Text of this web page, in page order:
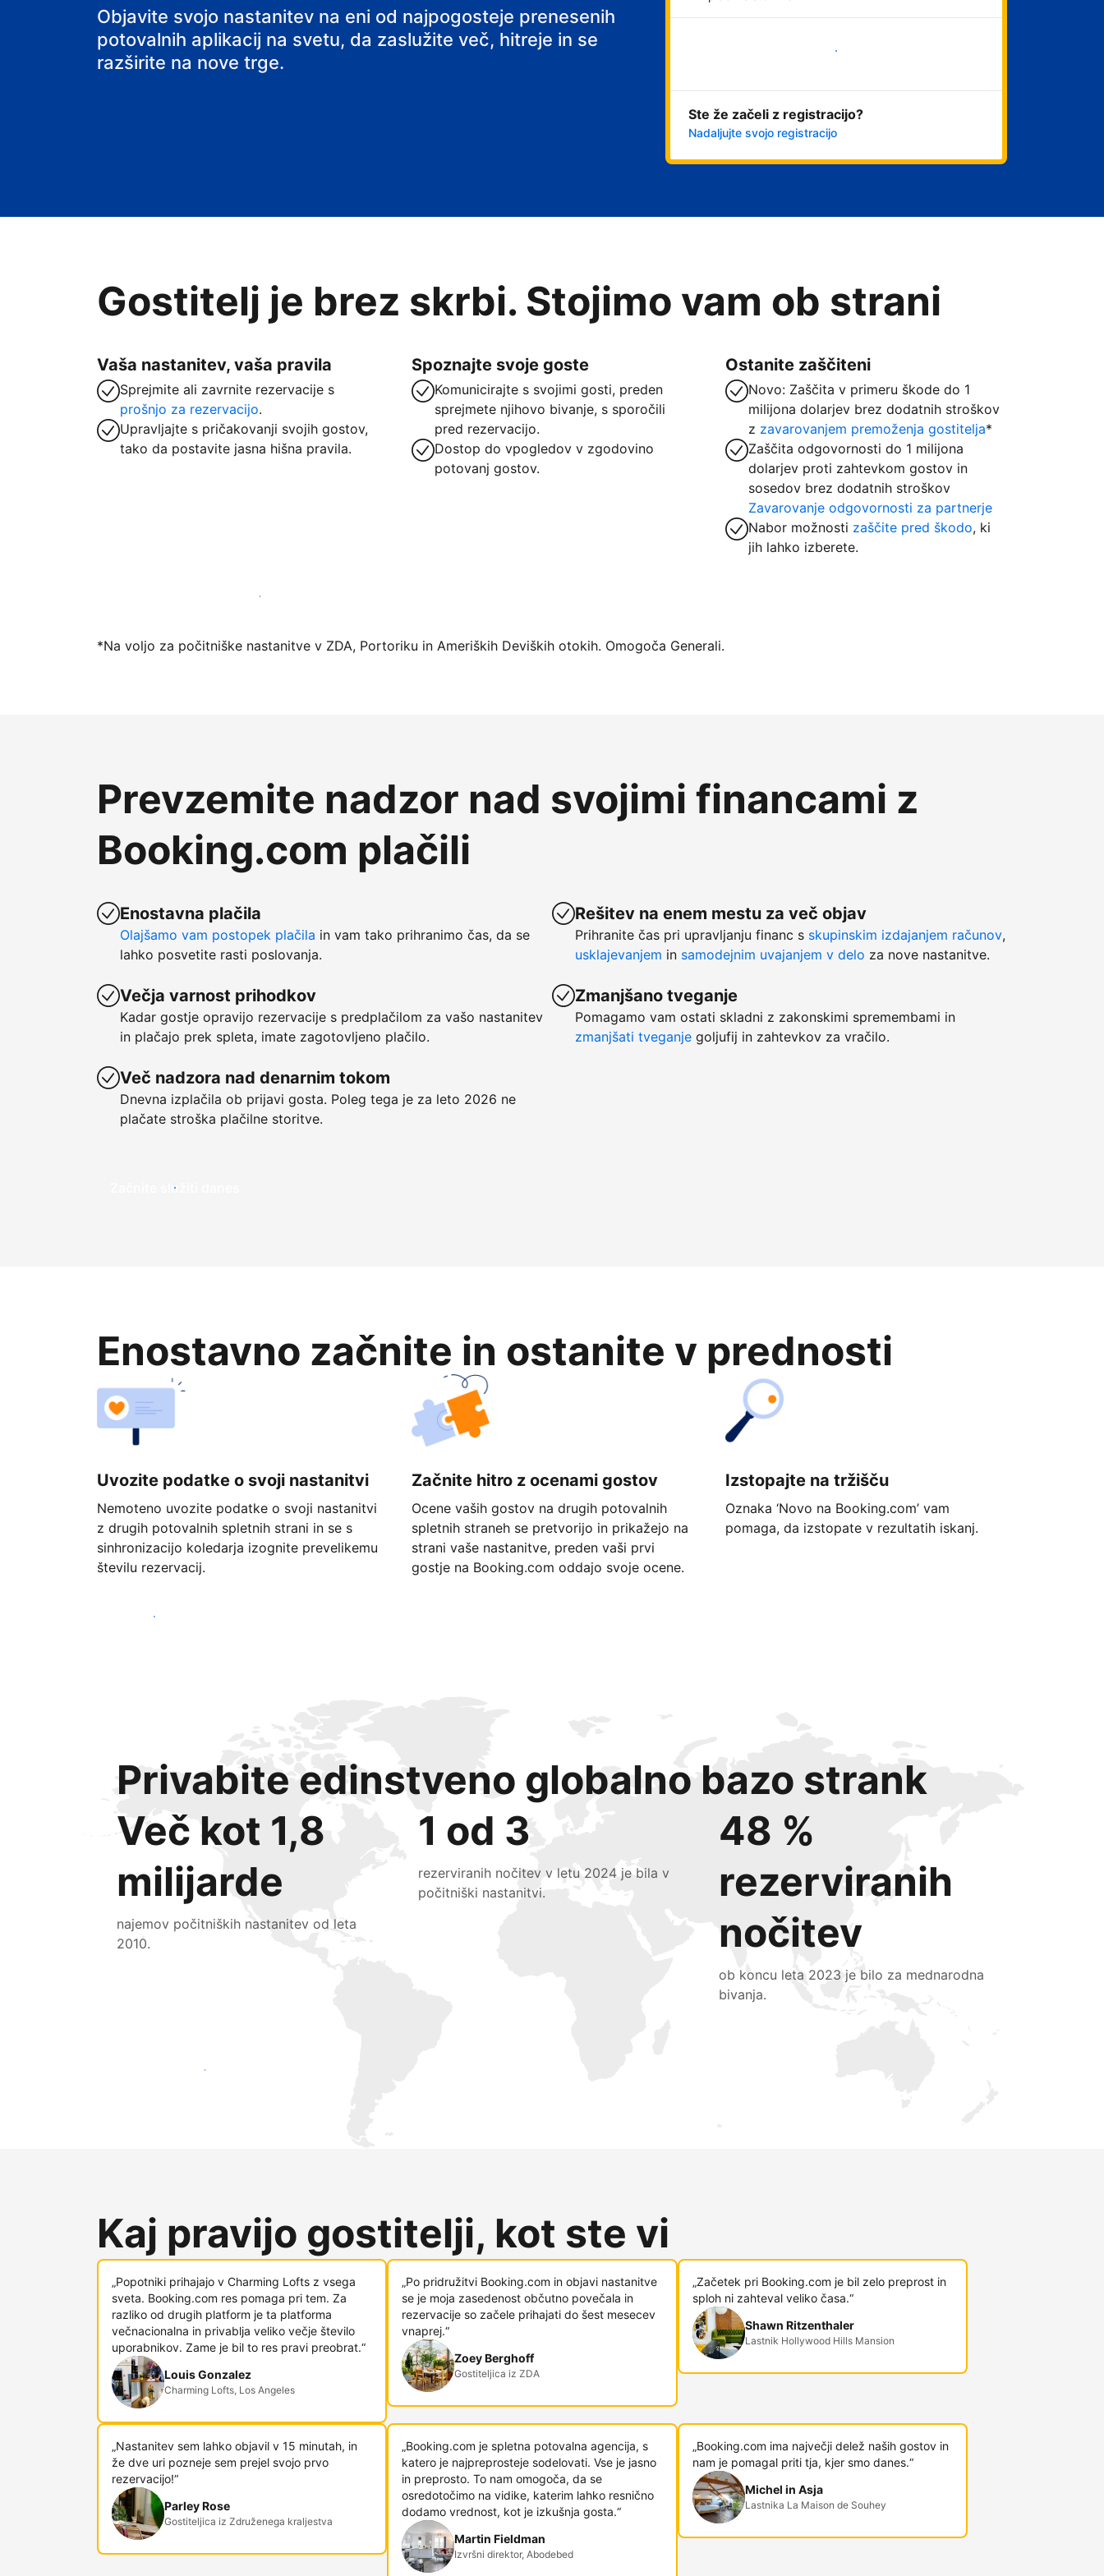
svoj B&B
Objavite svojo nastanitev na eni od najpogosteje prenesenih
potovalnih aplikacij na svetu, da zaslužite več, hitreje in se
razširite na nove trge.
Ste že začeli z registracijo?
Nadaljujte svojo registracijo
Gostitelj je brez skrbi. Stojimo vam ob strani
Vaša nastanitev, vaša pravila
Sprejmite ali zavrnite rezervacije s
prošnjo za rezervacijo.
Upravljajte s pričakovanji svojih gostov,
tako da postavite jasna hišna pravila.
Spoznajte svoje goste
Komunicirajte s svojimi gosti, preden
sprejmete njihovo bivanje, s sporočili
pred rezervacijo.
Dostop do vpogledov v zgodovino
potovanj gostov.
Ostanite zaščiteni
Novo: Zaščita v primeru škode do 1
milijona dolarjev brez dodatnih stroškov
z zavarovanjem premoženja gostitelja*
Zaščita odgovornosti do 1 milijona
dolarjev proti zahtevkom gostov in
sosedov brez dodatnih stroškov
Zavarovanje odgovornosti za partnerje
Nabor možnosti zaščite pred škodo, ki
jih lahko izberete.
Danes ponudite nastanitev prek naše platforme
*Na voljo za počitniške nastanitve v ZDA, Portoriku in Ameriških Deviških otokih. Omogoča Generali.
Prevzemite nadzor nad svojimi financami z
Booking.com plačili
Enostavna plačila
Olajšamo vam postopek plačila in vam tako prihranimo čas, da se
lahko posvetite rasti poslovanja.
Večja varnost prihodkov
Kadar gostje opravijo rezervacije s predplačilom za vašo nastanitev
in plačajo prek spleta, imate zagotovljeno plačilo.
Več nadzora nad denarnim tokom
Dnevna izplačila ob prijavi gosta. Poleg tega je za leto 2026 ne
plačate stroška plačilne storitve.
Rešitev na enem mestu za več objav
Prihranite čas pri upravljanju financ s skupinskim izdajanjem računov,
usklajevanjem in samodejnim uvajanjem v delo za nove nastanitve.
Zmanjšano tveganje
Pomagamo vam ostati skladni z zakonskimi spremembami in
zmanjšati tveganje goljufij in zahtevkov za vračilo.
Začnite služiti danes
Enostavno začnite in ostanite v prednosti
Uvozite podatke o svoji nastanitvi
Nemoteno uvozite podatke o svoji nastanitvi
z drugih potovalnih spletnih strani in se s
sinhronizacijo koledarja izognite prevelikemu
številu rezervacij.
Začnite hitro z ocenami gostov
Ocene vaših gostov na drugih potovalnih
spletnih straneh se pretvorijo in prikažejo na
strani vaše nastanitve, preden vaši prvi
gostje na Booking.com oddajo svoje ocene.
Izstopajte na tržišču
Oznaka ‘Novo na Booking.com’ vam
pomaga, da izstopate v rezultatih iskanj.
Začnite danes
Privabite edinstveno globalno bazo strank
Več kot 1,8
milijarde
najemov počitniških nastanitev od leta
2010.
1 od 3
rezerviranih nočitev v letu 2024 je bila v
počitniški nastanitvi.
48 %
rezerviranih
nočitev
ob koncu leta 2023 je bilo za mednarodna
bivanja.
Pridobite nove goste še danes
Kaj pravijo gostitelji, kot ste vi
„Popotniki prihajajo v Charming Lofts z vsega
sveta. Booking.com res pomaga pri tem. Za
razliko od drugih platform je ta platforma
večnacionalna in privablja veliko večje število
uporabnikov. Zame je bil to res pravi preobrat.“
Louis Gonzalez
Charming Lofts, Los Angeles
„Po pridružitvi Booking.com in objavi nastanitve
se je moja zasedenost občutno povečala in
rezervacije so začele prihajati do šest mesecev
vnaprej.“
Zoey Berghoff
Gostiteljica iz ZDA
„Začetek pri Booking.com je bil zelo preprost in
sploh ni zahteval veliko časa.“
Shawn Ritzenthaler
Lastnik Hollywood Hills Mansion
„Nastanitev sem lahko objavil v 15 minutah, in
že dve uri pozneje sem prejel svojo prvo
rezervacijo!“
Parley Rose
Gostiteljica iz Združenega kraljestva
„Booking.com je spletna potovalna agencija, s
katero je najpreprosteje sodelovati. Vse je jasno
in preprosto. To nam omogoča, da se
osredotočimo na vidike, katerim lahko resnično
dodamo vrednost, kot je izkušnja gosta.“
Martin Fieldman
Izvršni direktor, Abodebed
„Booking.com ima največji delež naših gostov in
nam je pomagal priti tja, kjer smo danes.“
Michel in Asja
Lastnika La Maison de Souhey